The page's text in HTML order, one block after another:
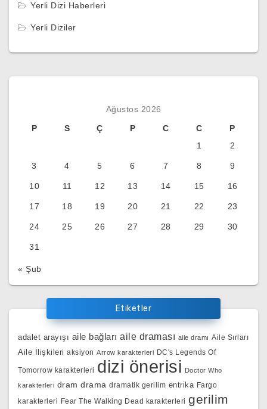
Yerli Dizi Haberleri
Yerli Diziler
Ağustos 2026
P
S Ç P C C
P
1
2
3 4 5 6 7 8 9
10 11 12 13 14 15 16
17 18 19 20 21 22 23
24 25 26 27 28 29 30
31
« Şub
Etiketler
adalet arayışı aile bağları aile draması aile dramı Aile Sırları
Aile İlişkileri aksiyon Arrow karakterleri DC's Legends Of
Tomorrow karakterleri dizi önerisi Doctor Who
karakterleri dram drama dramatik gerilim entrika Fargo
karakterleri Fear The Walking Dead karakterleri gerilim